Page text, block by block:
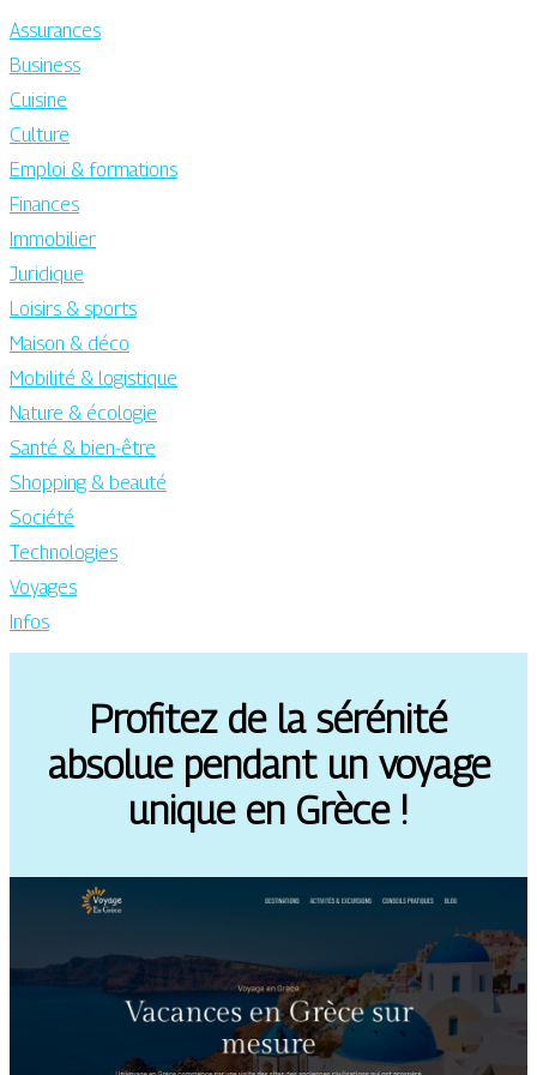
Assurances
Business
Cuisine
Culture
Emploi & formations
Finances
Immobilier
Juridique
Loisirs & sports
Maison & déco
Mobilité & logistique
Nature & écologie
Santé & bien-être
Shopping & beauté
Société
Technologies
Voyages
Infos
Profitez de la sérénité
absolue pendant un voyage
unique en Grèce !